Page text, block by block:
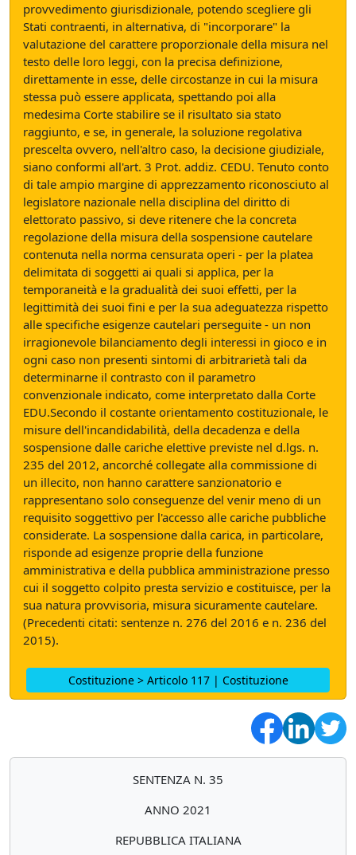
provvedimento giurisdizionale, potendo scegliere gli
Stati contraenti, in alternativa, di "incorporare" la
valutazione del carattere proporzionale della misura nel
testo delle loro leggi, con la precisa definizione,
direttamente in esse, delle circostanze in cui la misura
stessa può essere applicata, spettando poi alla
medesima Corte stabilire se il risultato sia stato
raggiunto, e se, in generale, la soluzione regolativa
prescelta ovvero, nell'altro caso, la decisione giudiziale,
siano conformi all'art. 3 Prot. addiz. CEDU. Tenuto conto
di tale ampio margine di apprezzamento riconosciuto al
legislatore nazionale nella disciplina del diritto di
elettorato passivo, si deve ritenere che la concreta
regolazione della misura della sospensione cautelare
contenuta nella norma censurata operi - per la platea
delimitata di soggetti ai quali si applica, per la
temporaneità e la gradualità dei suoi effetti, per la
legittimità dei suoi fini e per la sua adeguatezza rispetto
alle specifiche esigenze cautelari perseguite - un non
irragionevole bilanciamento degli interessi in gioco e in
ogni caso non presenti sintomi di arbitrarietà tali da
determinarne il contrasto con il parametro
convenzionale indicato, come interpretato dalla Corte
EDU.Secondo il costante orientamento costituzionale, le
misure dell'incandidabilità, della decadenza e della
sospensione dalle cariche elettive previste nel d.lgs. n.
235 del 2012, ancorché collegate alla commissione di
un illecito, non hanno carattere sanzionatorio e
rappresentano solo conseguenze del venir meno di un
requisito soggettivo per l'accesso alle cariche pubbliche
considerate. La sospensione dalla carica, in particolare,
risponde ad esigenze proprie della funzione
amministrativa e della pubblica amministrazione presso
cui il soggetto colpito presta servizio e costituisce, per la
sua natura provvisoria, misura sicuramente cautelare.
(Precedenti citati: sentenze n. 276 del 2016 e n. 236 del
2015).
Costituzione > Articolo 117 | Costituzione
SENTENZA N. 35
ANNO 2021
REPUBBLICA ITALIANA